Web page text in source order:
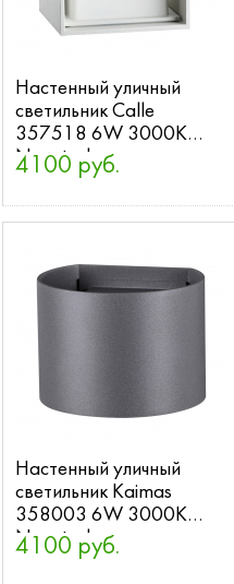
Настенный уличный
светильник Calle
357518 6W 3000K
Novotech
4100 руб.
Настенный уличный
светильник Kaimas
358003 6W 3000K
Novotech
4100 руб.